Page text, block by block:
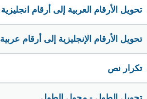
تحويل الأرقام العربية إلى أرقام انجليزية
تحويل الأرقام الإنجليزية إلى أرقام عربية
تكرار نص